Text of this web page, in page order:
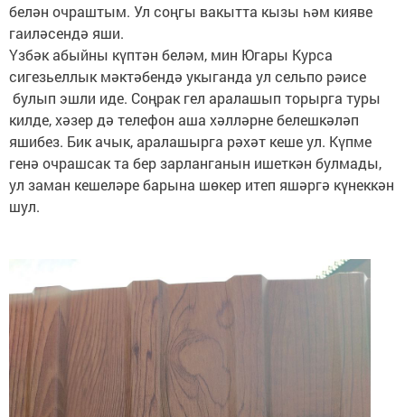
белән очраштым. Ул соңгы вакытта кызы һәм кияве
гаиләсендә яши.
Үзбәк абыйны күптән беләм, мин Югары Курса
сигезьеллык мәктәбендә укыганда ул сельпо рәисе
булып эшли иде. Соңрак гел аралашып торырга туры
килде, хәзер дә телефон аша хәлләрне белешкәләп
яшибез. Бик ачык, аралашырга рәхәт кеше ул. Күпме
генә очрашсак та бер зарланганын ишеткән булмады,
ул заман кешеләре барына шөкер итеп яшәргә күнеккән
шул.